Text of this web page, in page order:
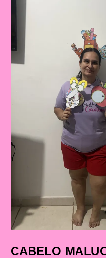
CABELO